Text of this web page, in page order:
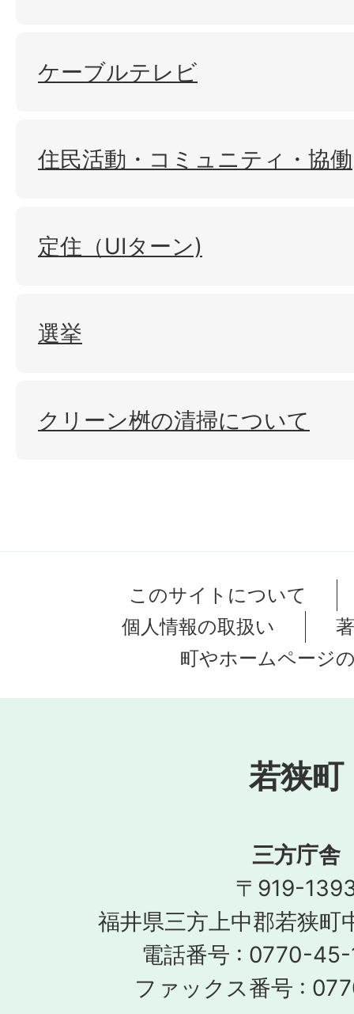
ケーブルテレビ
住民活動・コミュニティ・協働
定住（UIターン)
選挙
クリーン桝の清掃について
このサイトについて
個人情報の取扱い
町やホームページ
若狭町
三方庁舎
〒919-
福井県三方上中郡若狭町
電話番号 : 0770-45-
ファックス番号 :